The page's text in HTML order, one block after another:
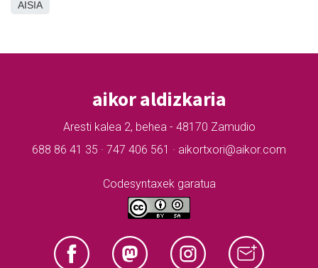
AISIA
aikor aldizkaria
Aresti kalea 2, behea - 48170 Zamudio
688 86 41 35 · 747 406 561 · aikortxori@aikor.com
Codesyntaxek garatua